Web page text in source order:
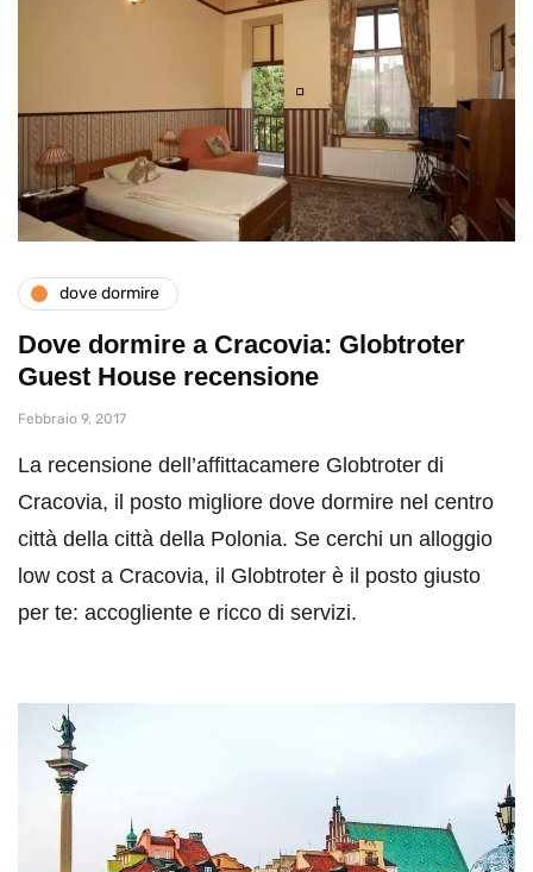
dove dormire
Dove dormire a Cracovia: Globtroter
Guest House recensione
Febbraio 9, 2017
La recensione dell’affittacamere Globtroter di
Cracovia, il posto migliore dove dormire nel centro
città della città della Polonia. Se cerchi un alloggio
low cost a Cracovia, il Globtroter è il posto giusto
per te: accogliente e ricco di servizi.